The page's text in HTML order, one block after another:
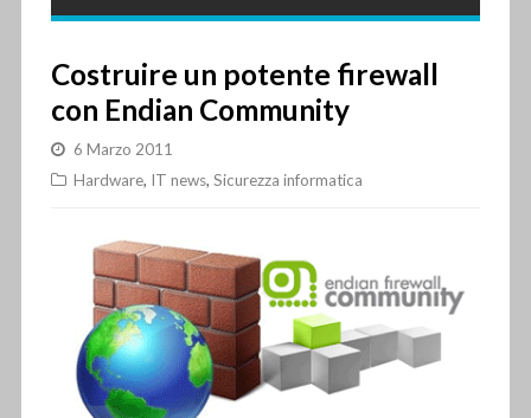
Costruire un potente firewall
con Endian Community
6 Marzo 2011
Hardware, IT news, Sicurezza informatica